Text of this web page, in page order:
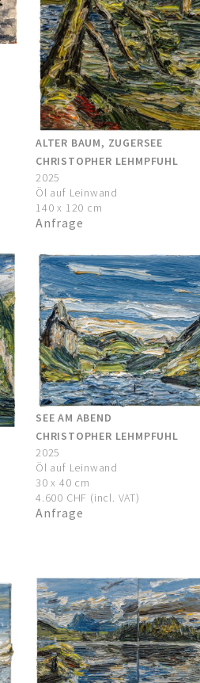
ALTER BAUM, ZUGERSEE
CHRISTOPHER LEHMPFUHL
2025
Öl auf Leinwand
140 x 120 cm
Anfrage
SEE AM ABEND
CHRISTOPHER LEHMPFUHL
2025
Öl auf Leinwand
30 x 40 cm
4.600 CHF (incl. VAT)
Anfrage